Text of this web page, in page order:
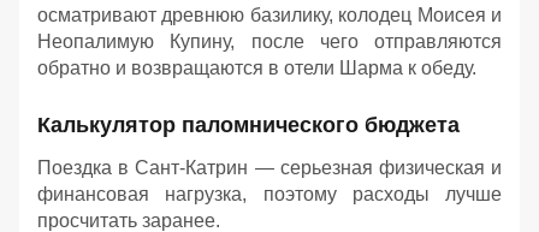
осматривают древнюю базилику, колодец Моисея и
Неопалимую Купину, после чего отправляются
обратно и возвращаются в отели Шарма к обеду.
Калькулятор паломнического бюджета
Поездка в Сант-Катрин — серьезная физическая и
финансовая нагрузка, поэтому расходы лучше
просчитать заранее.